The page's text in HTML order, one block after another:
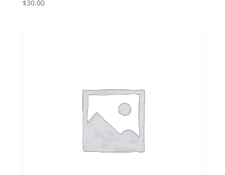
$30.00